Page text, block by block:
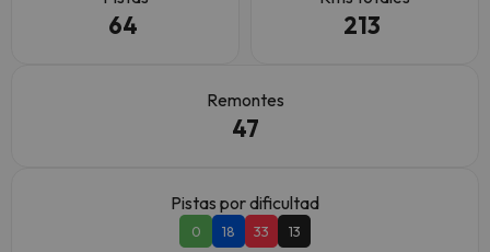
64 213
Remontes
47
Pistas por dificultad
0 18 33 13